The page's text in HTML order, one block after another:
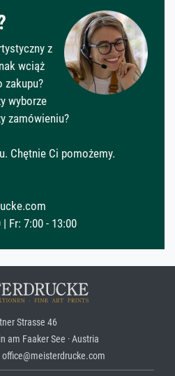
z
wciąż
zakupu?
wyborze
zamówieniu?
Chętnie Ci pomożemy.
Fr: 7:00 - 13:00
Strasse 46
am Faaker See · Austria
office@meisterdrucke.com